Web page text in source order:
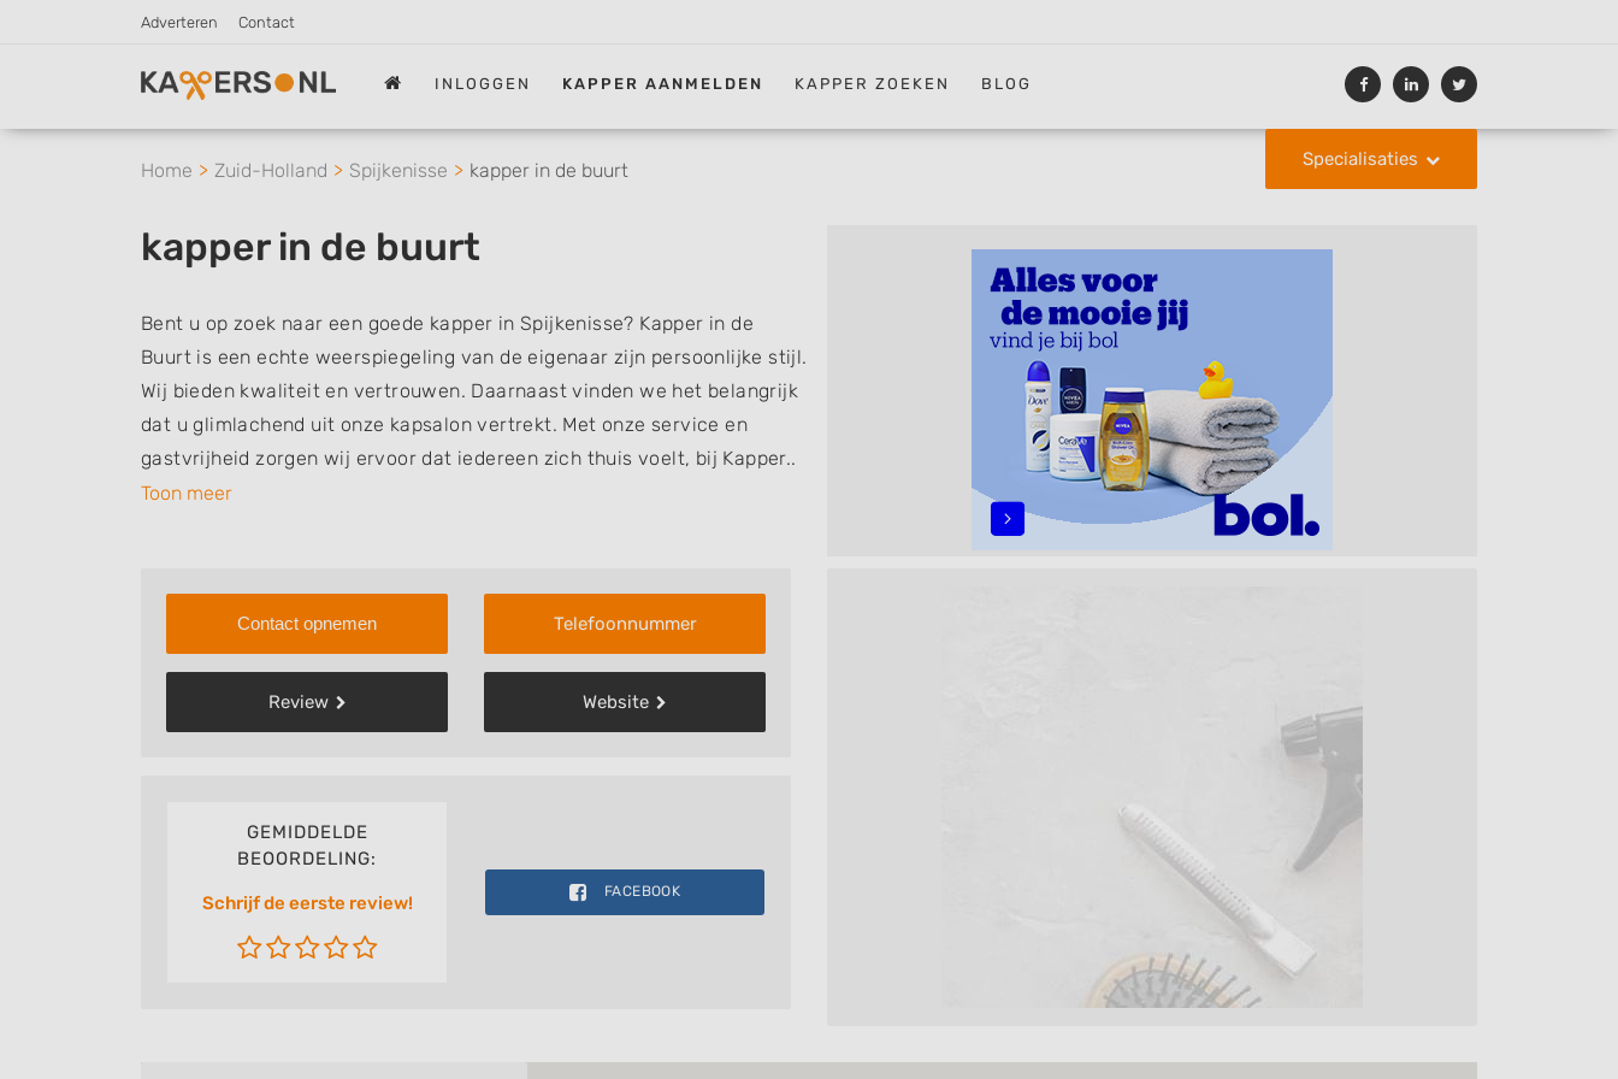
Adverteren Contact
INLOGGEN KAPPER AANMELDEN KAPPER ZOEKEN BLOG
Specialisaties
Home Zuid-Holland Spijkenisse kapper in de buurt
kapper in de buurt
Bent u op zoek naar een goede kapper in Spijkenisse? Kapper in de
Buurt is een echte weerspiegeling van de eigenaar zijn persoonlijke stijl.
Wij bieden kwaliteit en vertrouwen. Daarnaast vinden we het belangrijk
dat u glimlachend uit onze kapsalon vertrekt. Met onze service en
gastvrijheid zorgen wij ervoor dat iedereen zich thuis voelt, bij Kapper..
Toon meer
Contact opnemen
Review
Telefoonnummer
Website
GEMIDDELDE
BEOORDELING:
Schrijf de eerste review!
FACEBOOK